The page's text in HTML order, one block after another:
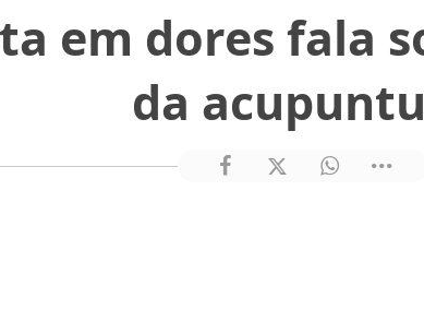
em dores fala
da